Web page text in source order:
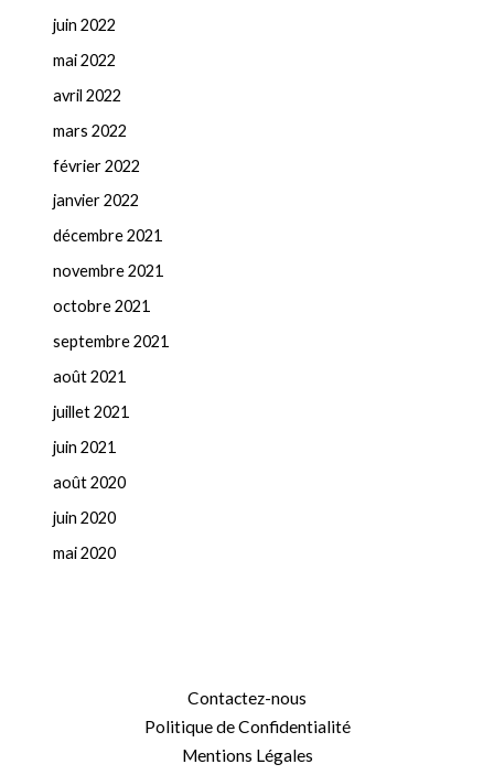
juin 2022
mai 2022
avril 2022
mars 2022
février 2022
janvier 2022
décembre 2021
novembre 2021
octobre 2021
septembre 2021
août 2021
juillet 2021
juin 2021
août 2020
juin 2020
mai 2020
Contactez-nous
Politique de Confidentialité
Mentions Légales